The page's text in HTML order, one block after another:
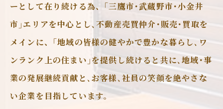
ーとして在り続ける為、｢三鷹市･武蔵野市･小金井
市｣エリアを中心とし､不動産売買仲介･販売･買取を
メインに、｢地域の皆様の健やかで豊かな暮らし､ワ
ンランク上の住まい｣を提供し続けると共に､地域･事
業の発展継続貢献と､お客様､社員の笑顔を絶やさな
い企業を目指しています。